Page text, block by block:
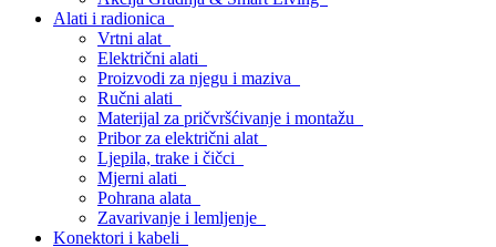
Alati i radionica
Vrtni alat
Električni alati
Proizvodi za njegu i maziva
Ručni alati
Materijal za pričvršćivanje i montažu
Pribor za električni alat
Ljepila, trake i čičci
Mjerni alati
Pohrana alata
Zavarivanje i lemljenje
Konektori i kabeli